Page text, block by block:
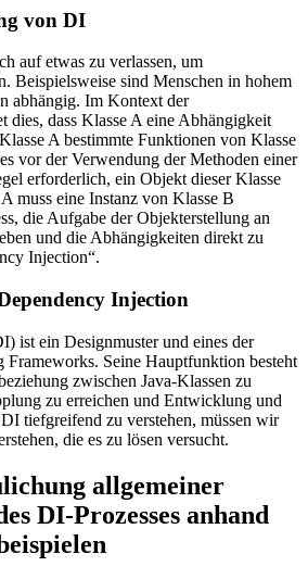
von DI
auf etwas zu verlassen, um
Beispielsweise sind Menschen in hohem
abhängig. Im Kontext der
dies, dass Klasse A eine Abhängigkeit
A bestimmte Funktionen von Klasse
vor der Verwendung der Methoden einer
erforderlich, ein Objekt dieser Klasse
muss eine Instanz von Klasse B
die Aufgabe der Objekterstellung an
und die Abhängigkeiten direkt zu
Injection“.
Injection
ist ein Designmuster und eines der
Frameworks. Seine Hauptfunktion besteht
zwischen Java-Klassen zu
zu erreichen und Entwicklung und
tiefgreifend zu verstehen, müssen wir
die es zu lösen versucht.
allgemeiner
DI-Prozesses anhand